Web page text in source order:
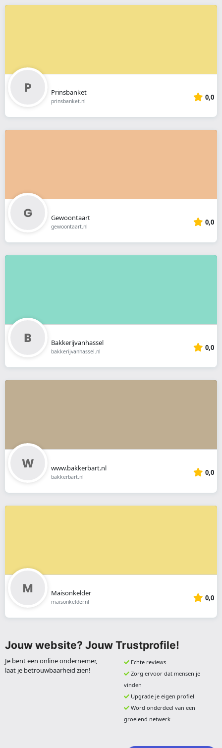
Prinsbanket
prinsbanket.nl 0,0
Gewoontaart
gewoontaart.nl 0,0
Bakkerijvanhassel
bakkerijvanhassel.nl 0,0
www.bakkerbart.nl
bakkerbart.nl 0,0
Maisonkelder
maisonkelder.nl 0,0
Jouw website? Jouw Trustprofile!
Je bent een online ondernemer,
laat je betrouwbaarheid zien!
Echte reviews
Zorg ervoor dat mensen je
vinden
Upgrade je eigen profiel
Word onderdeel van een
groeiend netwerk